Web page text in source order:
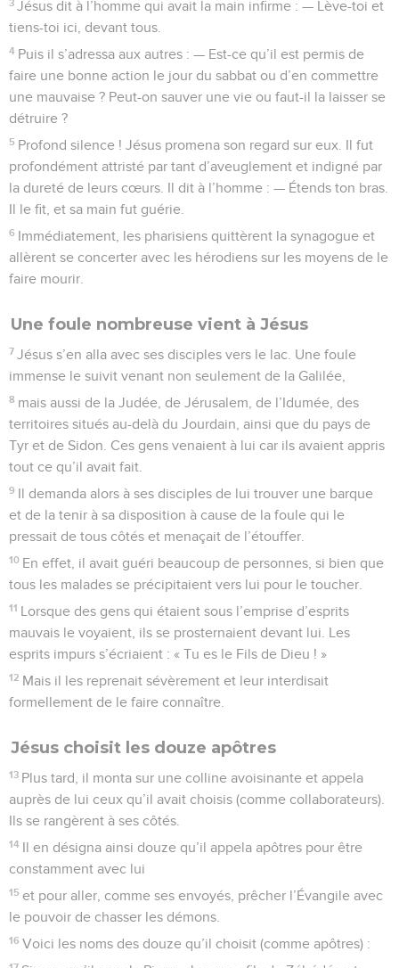
3 Jésus dit à l’homme qui avait la main infirme : — Lève-toi et
tiens-toi ici, devant tous.
4 Puis il s’adressa aux autres : — Est-ce qu’il est permis de
faire une bonne action le jour du sabbat ou d’en commettre
une mauvaise ? Peut-on sauver une vie ou faut-il la laisser se
détruire ?
5 Profond silence ! Jésus promena son regard sur eux. Il fut
profondément attristé par tant d’aveuglement et indigné par
la dureté de leurs cœurs. Il dit à l’homme : — Étends ton bras.
Il le fit, et sa main fut guérie.
6 Immédiatement, les pharisiens quittèrent la synagogue et
allèrent se concerter avec les hérodiens sur les moyens de le
faire mourir.
Une foule nombreuse vient à Jésus
7 Jésus s’en alla avec ses disciples vers le lac. Une foule
immense le suivit venant non seulement de la Galilée,
8 mais aussi de la Judée, de Jérusalem, de l’Idumée, des
territoires situés au-delà du Jourdain, ainsi que du pays de
Tyr et de Sidon. Ces gens venaient à lui car ils avaient appris
tout ce qu’il avait fait.
9 Il demanda alors à ses disciples de lui trouver une barque
et de la tenir à sa disposition à cause de la foule qui le
pressait de tous côtés et menaçait de l’étouffer.
10 En effet, il avait guéri beaucoup de personnes, si bien que
tous les malades se précipitaient vers lui pour le toucher.
11 Lorsque des gens qui étaient sous l’emprise d’esprits
mauvais le voyaient, ils se prosternaient devant lui. Les
esprits impurs s’écriaient : « Tu es le Fils de Dieu ! »
12 Mais il les reprenait sévèrement et leur interdisait
formellement de le faire connaître.
Jésus choisit les douze apôtres
13 Plus tard, il monta sur une colline avoisinante et appela
auprès de lui ceux qu’il avait choisis (comme collaborateurs).
Ils se rangèrent à ses côtés.
14 Il en désigna ainsi douze qu’il appela apôtres pour être
constamment avec lui
15 et pour aller, comme ses envoyés, prêcher l’Évangile avec
le pouvoir de chasser les démons.
16 Voici les noms des douze qu’il choisit (comme apôtres) :